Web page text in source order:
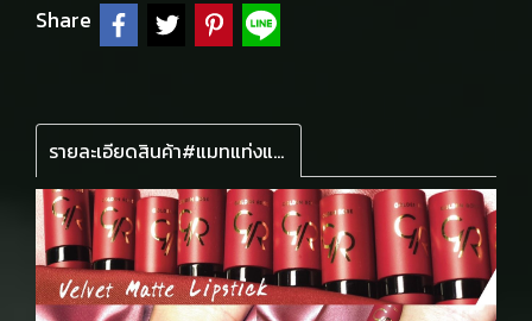
Share
รายละเอียดสินค้า#แมทแท่งแดง ลิปเนื้อแมทกำหมะหยี่แต่ไม่แห้ง ปากไม่แห้งตึง เนื้อสีสดสวย บำรุงริมฝีปากตลอดวันด้วยวิตามินอี ติดทนนาน 8 ชม. แท่งใหญ่ของลิปมินิจิ๋ว โกลเด้นโรสลิปสติกเวลเวทแมทเบอร์22